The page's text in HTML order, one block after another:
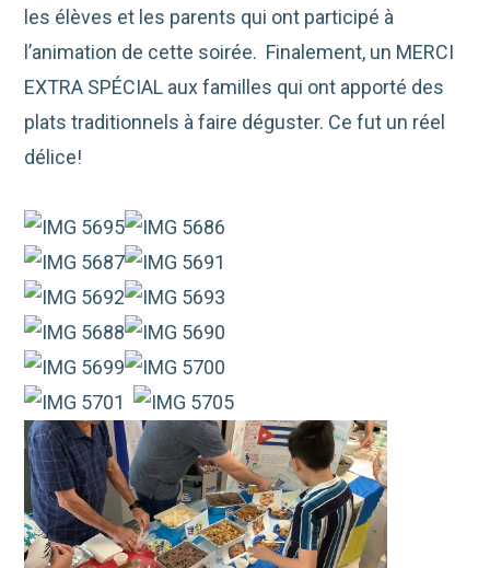
les élèves et les parents qui ont participé à
l’animation de cette soirée. Finalement, un MERCI
EXTRA SPÉCIAL aux familles qui ont apporté des
plats traditionnels à faire déguster. Ce fut un réel
délice!